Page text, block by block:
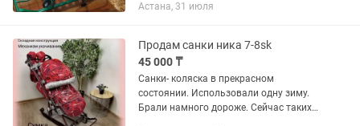
Цена 15 тыс.
Астана, 31 июля
Продам санки ника 7-8sk
45 000 ₸
Санки- коляска в прекрасном
состоянии. Использовали одну зиму.
Брали намного дороже. Сейчас таких